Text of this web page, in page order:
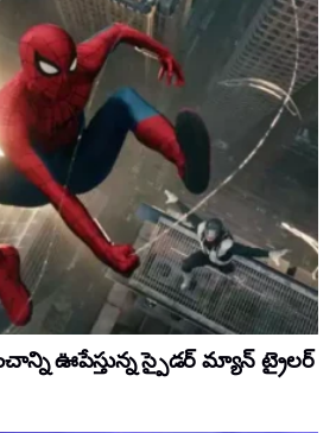
ఊపేస్తున్న స్పైడర్ మ్యాన్ ట్రైలర్